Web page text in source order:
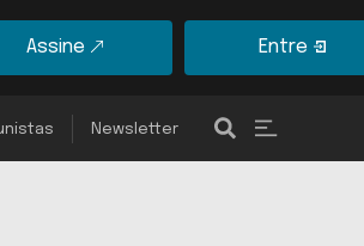
Assine Entre
Newsletter